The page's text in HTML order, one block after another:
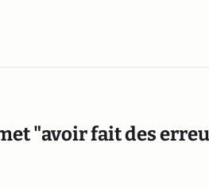
"avoir fait des